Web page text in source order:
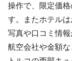
操作で、限定価
す。またホテル
写真や口コミ情
航空会社や金額な